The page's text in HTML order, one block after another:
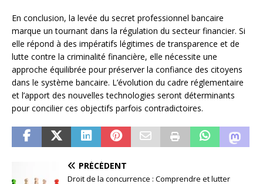
En conclusion, la levée du secret professionnel bancaire
marque un tournant dans la régulation du secteur financier. Si
elle répond à des impératifs légitimes de transparence et de
lutte contre la criminalité financière, elle nécessite une
approche équilibrée pour préserver la confiance des citoyens
dans le système bancaire. L’évolution du cadre réglementaire
et l’apport des nouvelles technologies seront déterminants
pour concilier ces objectifs parfois contradictoires.
PRÉCÉDENT
Droit de la concurrence : Comprendre et lutter